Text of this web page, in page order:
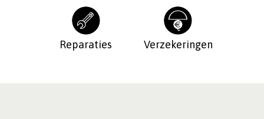
Reparaties Verzekeringen